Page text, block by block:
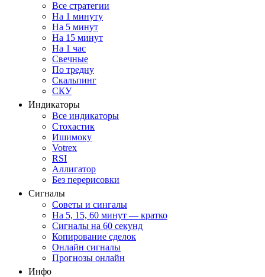
Все стратегии
На 1 минуту
На 5 минут
На 15 минут
На 1 час
Свечные
По тредну
Скальпинг
СКУ
Индикаторы
Все индикаторы
Стохастик
Ишимоку
Votrex
RSI
Аллигатор
Без перерисовки
Сигналы
Советы и сингалы
На 5, 15, 60 минут — кратко
Сигналы на 60 секунд
Копирование сделок
Онлайн сигналы
Прогнозы онлайн
Инфо